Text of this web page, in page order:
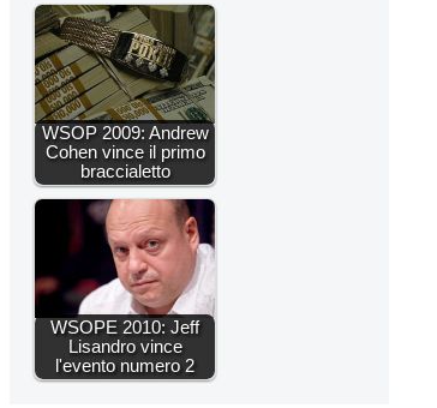
WSOP 2009: Andrew
Cohen vince il primo
braccialetto
WSOPE 2010: Jeff
Lisandro vince
l'evento numero 2